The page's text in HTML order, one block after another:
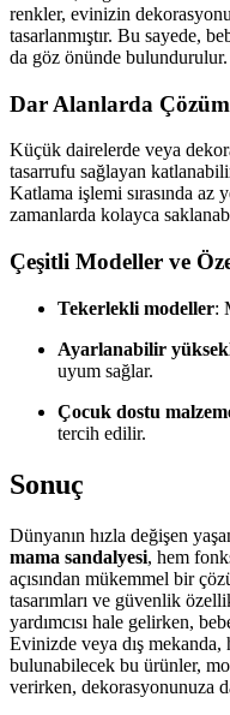
renkler, evinizin
tasarlanmıştır. Bu sayede,
da göz önünde bulundurulur.
Dar Alanlarda Çözüm
Küçük dairelerde veya
tasarrufu sağlayan
Katlama işlemi sırasında
zamanlarda kolayca
Çeşitli Modeller ve
Tekerlekli modeller:
Ayarlanabilir
uyum sağlar.
Çocuk dostu
tercih edilir.
Sonuç
Dünyanın hızla değişen
mama sandalyesi, hem
açısından mükemmel bir
tasarımları ve güvenlik
yardımcısı hale gelirken,
Evinizde veya dış mekanda,
bulunabilecek bu ürünler,
verirken, dekorasyonunuza